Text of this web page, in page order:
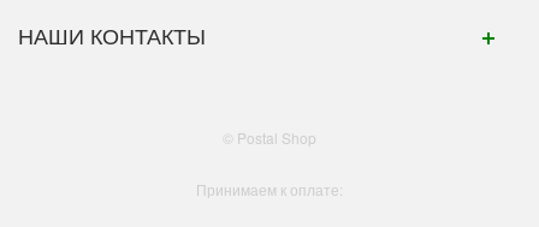
НАШИ КОНТАКТЫ
© Postal Shop
Принимаем к оплате: